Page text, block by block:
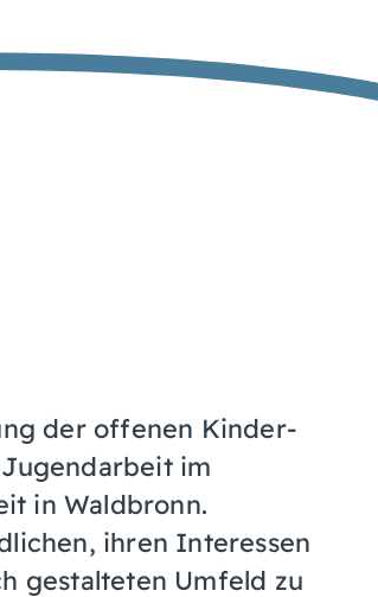
der offenen Kinder-
im
in Waldbronn.
ihren Interessen
gestalteten Umfeld zu